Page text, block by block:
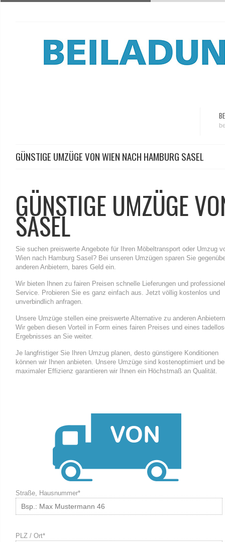
GÜNSTIGE UMZÜGE VON WIEN NACH HAMBURG SASEL
GÜNSTIGE UMZÜGE
SASEL
Sie suchen preiswerte Angebote für Ihren Möbeltransport oder Umzug
Wien nach Hamburg Sasel? Bei unseren Umzügen sparen Sie
anderen Anbietern, bares Geld ein.
Wir bieten Ihnen zu fairen Preisen schnelle Lieferungen und
Service. Probieren Sie es ganz einfach aus. Jetzt völlig kostenlos und
unverbindlich anfragen.
Unsere Umzüge stellen eine preiswerte Alternative zu anderen
Wir geben diesen Vorteil in Form eines fairen Preises und eines
Ergebnisses an Sie weiter.
Je langfristiger Sie Ihren Umzug planen, desto günstigere Konditionen
können wir Ihnen anbieten. Unsere Umzüge sind kostenoptimiert und
maximaler Effizienz garantieren wir Ihnen ein Höchstmaß an Qualität.
Straße, Hausnummer*
PLZ / Ort*